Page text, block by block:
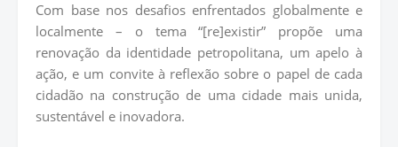
Com base nos desafios enfrentados globalmente e
localmente – o tema “[re]existir” propõe uma
renovação da identidade petropolitana, um apelo à
ação, e um convite à reflexão sobre o papel de cada
cidadão na construção de uma cidade mais unida,
sustentável e inovadora.